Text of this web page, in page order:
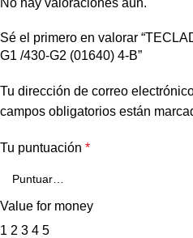
No hay valoraciones aún.
Sé el primero en valorar
G1 /430-G2 (01640) 4-B”
Tu dirección de correo
campos obligatorios están
Tu puntuación *
Value for money
1 2 3 4 5